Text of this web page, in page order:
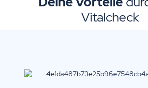
Vitalcheck